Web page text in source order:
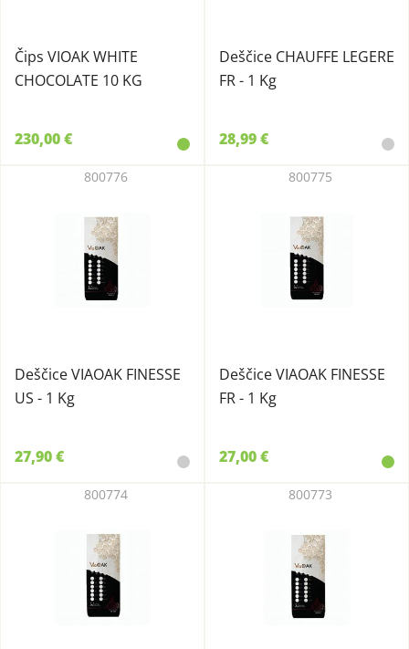
Čips VIOAK WHITE
CHOCOLATE 10 KG
230,00 €
Deščice CHAUFFE LEGERE
FR - 1 Kg
28,99 €
Deščice VIAOAK FINESSE
US - 1 Kg
800776
27,90 €
Deščice VIAOAK FINESSE
FR - 1 Kg
800775
27,00 €
800774 800773